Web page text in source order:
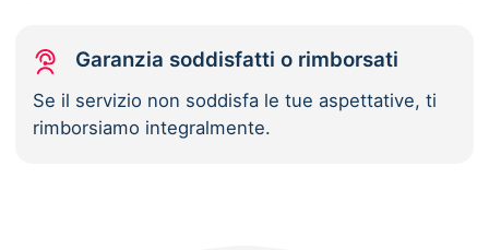
Garanzia soddisfatti o rimborsati
Se il servizio non soddisfa le tue aspettative, ti
rimborsiamo integralmente.